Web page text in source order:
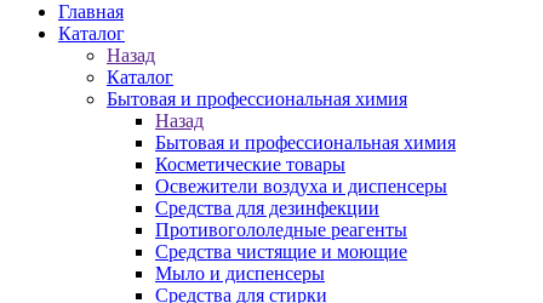
Главная
Каталог
Назад
Каталог
Бытовая и профессиональная химия
Назад
Бытовая и профессиональная химия
Косметические товары
Освежители воздуха и диспенсеры
Средства для дезинфекции
Противогололедные реагенты
Средства чистящие и моющие
Мыло и диспенсеры
Средства для стирки